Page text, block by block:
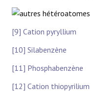
[9] Cation pyryllium
[10] Silabenzène
[11] Phosphabenzène
[12] Cation thiopyrilium